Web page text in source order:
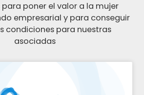
poner el valor a la mujer
empresarial y para conseguir
condiciones para nuestras
asociadas